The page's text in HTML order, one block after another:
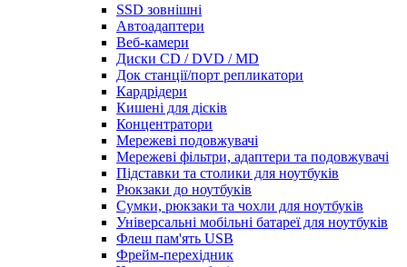
SSD зовнішні
Автоадаптери
Веб-камери
Диски CD / DVD / MD
Док станції/порт репликатори
Кардрідери
Кишені для дісків
Концентратори
Мережеві подовжувачі
Мережеві фільтри, адаптери та подовжувачі
Підставки та столики для ноутбуків
Рюкзаки до ноутбуків
Сумки, рюкзаки та чохли для ноутбуків
Універсальні мобільні батареї для ноутбуків
Флеш пам'ять USB
Фрейм-перехідник